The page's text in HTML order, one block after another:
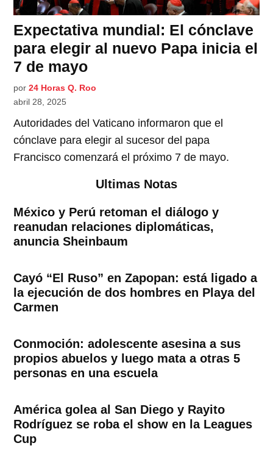
Expectativa mundial: El cónclave
para elegir al nuevo Papa inicia el
7 de mayo
por 24 Horas Q. Roo
abril 28, 2025
Autoridades del Vaticano informaron que el
cónclave para elegir al sucesor del papa
Francisco comenzará el próximo 7 de mayo.
Ultimas Notas
México y Perú retoman el diálogo y
reanudan relaciones diplomáticas,
anuncia Sheinbaum
Cayó “El Ruso” en Zapopan: está ligado a
la ejecución de dos hombres en Playa del
Carmen
Conmoción: adolescente asesina a sus
propios abuelos y luego mata a otras 5
personas en una escuela
América golea al San Diego y Rayito
Rodríguez se roba el show en la Leagues
Cup